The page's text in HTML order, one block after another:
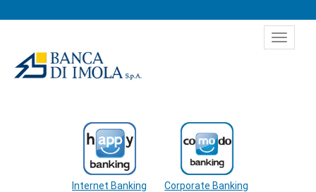
Toggle
Internet Banking Corporate Banking